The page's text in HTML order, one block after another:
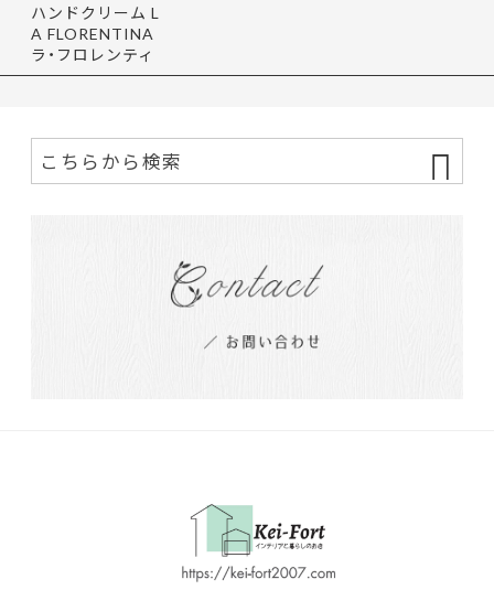
ハンドクリーム L
A FLORENTINA
ラ・フロレンティ
ーナ 75m…